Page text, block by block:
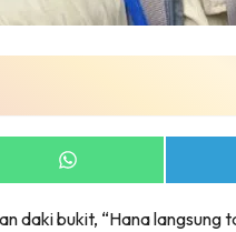
Share
on
daki bukit, “Hana langsung